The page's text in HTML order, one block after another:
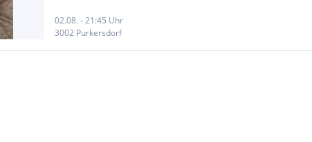
02.08. - 21:45 Uhr
3002 Purkersdorf